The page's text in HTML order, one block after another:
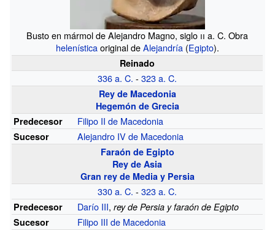
Busto en mármol de Alejandro Magno, siglo ii a. C. Obra
helenísticaoriginal deAlejandría(Egipto).
Reinado
336 a. C. -323 a. C.
Rey de Macedonia
Hegemón de Grecia
Predecesor
Filipo II de Macedonia
Sucesor Alejandro IV de Macedonia
Faraón de Egipto
Rey de Asia
Gran rey de Media y Persia
330 a. C. -323 a. C.
Predecesor Darío III,rey de Persia y faraón de Egipto
Sucesor
Filipo III de Macedonia